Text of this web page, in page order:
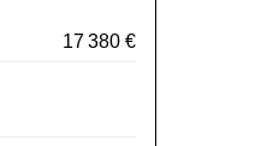
17 380 €